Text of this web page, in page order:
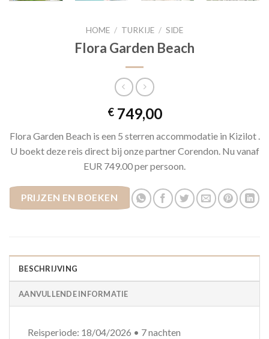
HOME / TURKIJE / SIDE
Flora Garden Beach
€749,00
Flora Garden Beach is een 5 sterren accommodatie in Kizilot .
U boekt deze reis direct bij onze partner Corendon. Nu vanaf
EUR 749.00 per persoon.
PRIJZEN EN BOEKEN
BESCHRIJVING
AANVULLENDE INFORMATIE
Reisperiode: 18/04/2026 • 7 nachten